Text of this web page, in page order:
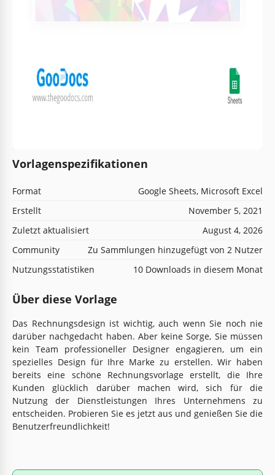
Vorlagenspezifikationen
Format
Google Sheets, Microsoft Excel
Erstellt
November 5, 2021
Zuletzt aktualisiert
August 4, 2026
Community
Zu Sammlungen hinzugefügt von 2 Nutzer
Nutzungsstatistiken
10 Downloads in diesem Monat
Über diese Vorlage
Das Rechnungsdesign ist wichtig, auch wenn Sie noch nie
darüber nachgedacht haben. Aber keine Sorge, Sie müssen
kein Team professioneller Designer engagieren, um ein
spezielles Design für Ihre Marke zu erstellen. Wir haben
bereits eine schöne Rechnungsvorlage erstellt, die Ihre
Kunden glücklich darüber machen wird, sich für die
Nutzung der Dienstleistungen Ihres Unternehmens zu
entscheiden. Probieren Sie es jetzt aus und genießen Sie die
Benutzerfreundlichkeit!